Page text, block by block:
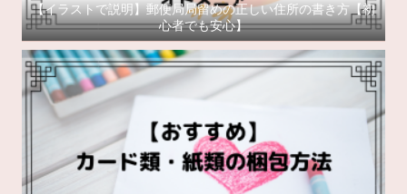
【イラストで説明】郵便局局留めの正しい住所の書き方【初
心者でも安心】